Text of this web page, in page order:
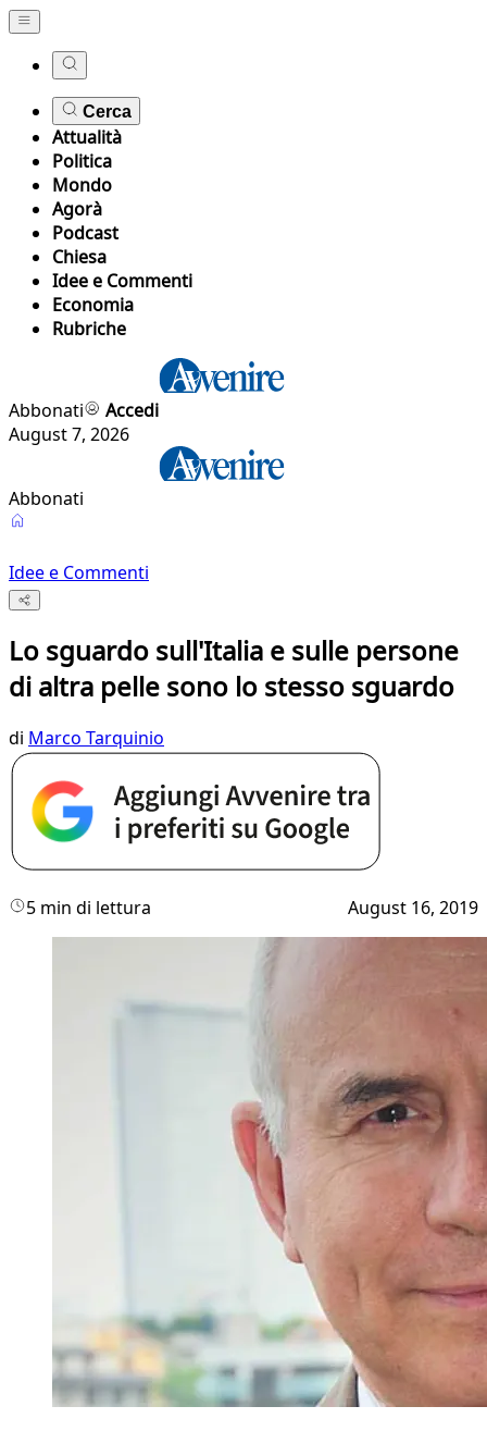
Cerca
Attualità
Politica
Mondo
Agorà
Podcast
Chiesa
Idee e Commenti
Economia
Rubriche
Abbonati
Accedi
August 7, 2026
Abbonati
Idee e Commenti
Lo sguardo sull'Italia e sulle persone
di altra pelle sono lo stesso sguardo
di Marco Tarquinio
5 min di lettura August 16, 2019